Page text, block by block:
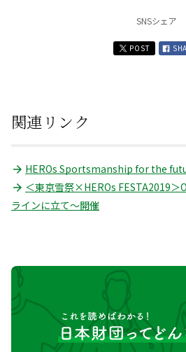
SNSシェア
POST
関連リンク
HEROs Sportsmanship for the
＜東京雪祭×HEROs FESTA2019＞
ラインに立て～開催